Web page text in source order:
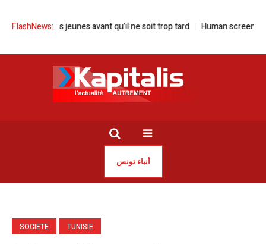
FlashNews:
nos jeunes avant qu’il ne soit trop tard Human screen festival
أنباء تونس
SOCIETE TUNISIE